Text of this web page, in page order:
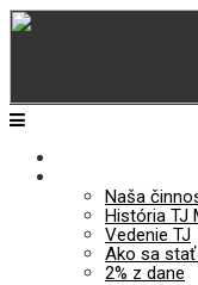
Naša
História TJ
Vedenie TJ
Ako sa
2% z dane